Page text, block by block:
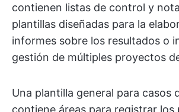
contienen listas de control y
plantillas diseñadas para la
informes sobre los resultados o
gestión de múltiples proyectos
Una plantilla general para casos
contiene áreas para registrar los